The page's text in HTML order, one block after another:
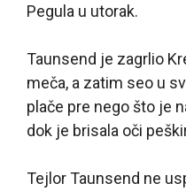
Pegula u utorak.
Taunsend je zagrlio
meča, a zatim seo u
plače pre nego što je
dok je brisala oči
Tejlor Taunsend ne